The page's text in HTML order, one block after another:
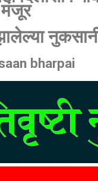
मंजूर
bharpai